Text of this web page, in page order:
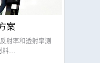
案
射率和透射率测
料…